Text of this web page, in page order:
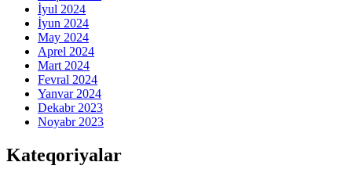
İyul 2024
İyun 2024
May 2024
Aprel 2024
Mart 2024
Fevral 2024
Yanvar 2024
Dekabr 2023
Noyabr 2023
Kateqoriyalar